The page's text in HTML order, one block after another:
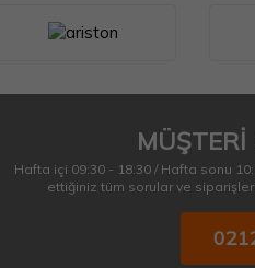
MÜŞTERİ
Hafta içi 09:30 - 18:30 / Hafta sonu
ettiğiniz tüm sorular ve